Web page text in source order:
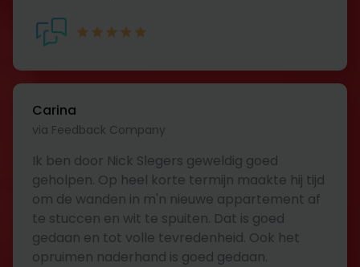
Carina
via Feedback Company
Ik ben door Nick Slegers geweldig goed
geholpen. Op heel korte termijn maakte hij tijd
om de wanden in m'n nieuwe appartement af
te stuccen en wit te spuiten. Dat is goed
gedaan en tot volle tevredenheid. Ook het
opruimen naderhand is goed gedaan.